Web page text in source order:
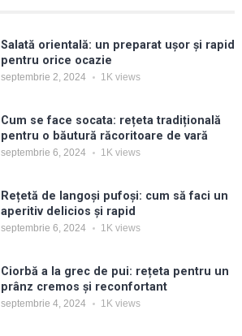
Salată orientală: un preparat ușor și rapid
pentru orice ocazie
septembrie 2, 2024 1Kviews
Cum se face socata: rețeta tradițională
pentru o băutură răcoritoare de vară
septembrie 6, 2024 1Kviews
Rețetă de langoși pufoși: cum să faci un
aperitiv delicios și rapid
septembrie 6, 2024 1Kviews
Ciorbă a la grec de pui: rețeta pentru un
prânz cremos și reconfortant
septembrie 4, 2024 1Kviews